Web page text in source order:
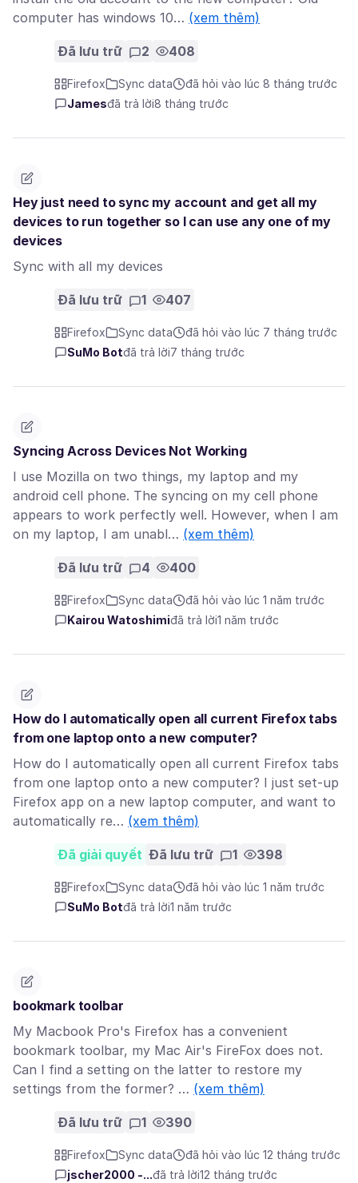
computer has windows 10… (xem thêm)
Đã lưu trữ 2 408
Firefox Sync data
đã hỏi vào lúc 8 tháng trước
Jamesđã trả lời8 tháng trước
Hey just need to sync my account and get all my
devices to run together so I can use any one of my
devices
Sync with all my devices
Đã lưu trữ 1 407
Firefox Sync data
đã hỏi vào lúc 7 tháng trước
SuMo Botđã trả lời7 tháng trước
Syncing Across Devices Not Working
I use Mozilla on two things, my laptop and my
android cell phone. The syncing on my cell phone
appears to work perfectly well. However, when I am
on my laptop, I am unabl… (xem thêm)
Đã lưu trữ 4 400
Firefox Sync data
đã hỏi vào lúc 1 năm trước
Kairou Watoshimiđã trả lời1 năm trước
How do I automatically open all current Firefox tabs
from one laptop onto a new computer?
How do I automatically open all current Firefox tabs
from one laptop onto a new computer? I just set-up
Firefox app on a new laptop computer, and want to
automatically re… (xem thêm)
Đã giải quyết Đã lưu trữ 1 398
Firefox Sync data
đã hỏi vào lúc 1 năm trước
SuMo Botđã trả lời1 năm trước
bookmark toolbar
My Macbook Pro's Firefox has a convenient
bookmark toolbar, my Mac Air's FireFox does not.
Can I find a setting on the latter to restore my
settings from the former? … (xem thêm)
Đã lưu trữ 1 390
Firefox Sync data
đã hỏi vào lúc 12 tháng trước
jscher2000 -...đã trả lời12 tháng trước